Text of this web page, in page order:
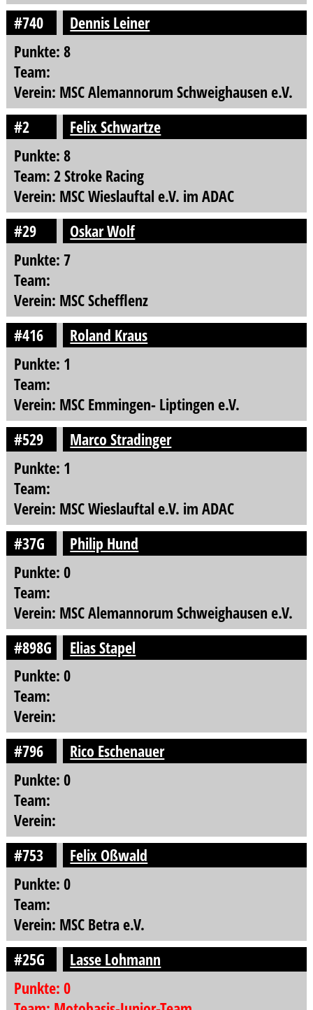
#740
Dennis Leiner
Punkte: 8
Team:
Verein: MSC Alemannorum Schweighausen e.V.
#2
Felix Schwartze
Punkte: 8
Team: 2 Stroke Racing
Verein: MSC Wieslauftal e.V. im ADAC
#29
Oskar Wolf
Punkte: 7
Team:
Verein: MSC Schefflenz
#416
Roland Kraus
Punkte: 1
Team:
Verein: MSC Emmingen- Liptingen e.V.
#529
Marco Stradinger
Punkte: 1
Team:
Verein: MSC Wieslauftal e.V. im ADAC
#37G
Philip Hund
Punkte: 0
Team:
Verein: MSC Alemannorum Schweighausen e.V.
#898G
Elias Stapel
Punkte: 0
Team:
Verein:
#796
Rico Eschenauer
Punkte: 0
Team:
Verein:
#753
Felix Oßwald
Punkte: 0
Team:
Verein: MSC Betra e.V.
#25G
Lasse Lohmann
Punkte: 0